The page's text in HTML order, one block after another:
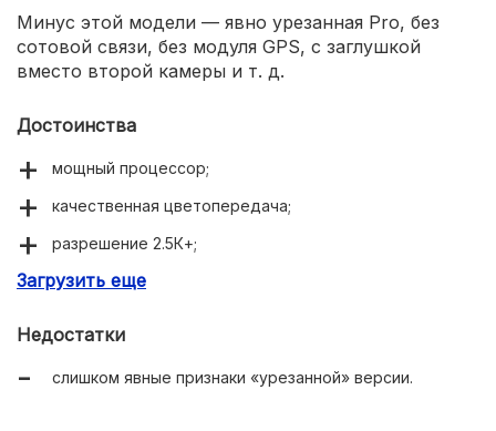
Минус этой модели — явно урезанная Pro, без
сотовой связи, без модуля GPS, с заглушкой
вместо второй камеры и т. д.
Достоинства
мощный процессор;
качественная цветопередача;
разрешение 2.5К+;
частота экрана 120Гц;
Загрузить еще
Недостатки
слишком явные признаки «урезанной» версии.